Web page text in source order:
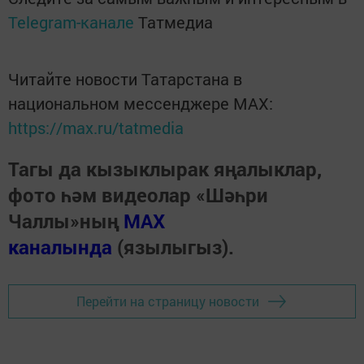
Telegram-канале Татмедиа
Читайте новости Татарстана в
национальном мессенджере MАХ:
https://max.ru/tatmedia
Тагы да кызыклырак яңалыклар,
фото һәм видеолар «Шәһри
Чаллы»ның MAX
каналында (язылыгыз).
Перейти на страницу новости